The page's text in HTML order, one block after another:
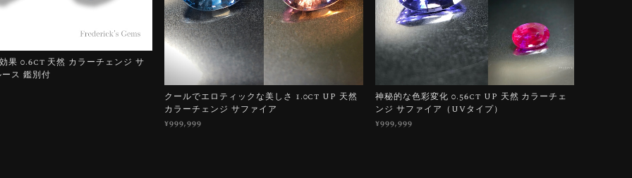
果 0.6ct 天然 カラーチェンジ サ
ス 鑑別付
クールでエロティックな美しさ 1.0ct UP 天然
カラーチェンジ サファイア
¥999,999
神秘的な色彩変化 0.56ct UP 天然 カラーチェ
ンジ サファイア（UVタイプ）
¥999,999